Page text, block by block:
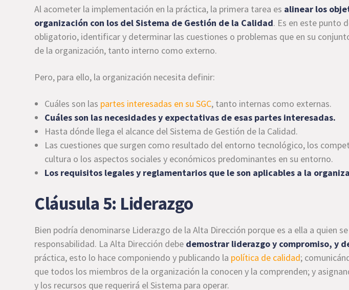
Al acometer la implementación en la práctica, la primera tarea es alinear los
organización con los del Sistema de Gestión de la Calidad. Es en este punto
obligatorio, identificar y determinar las cuestiones o problemas que en su
de la organización, tanto interno como externo.
Pero, para ello, la organización necesita definir:
Cuáles son las partes interesadas en su SGC, tanto internas como externas.
Cuáles son las necesidades y expectativas de esas partes interesadas.
Hasta dónde llega el alcance del Sistema de Gestión de la Calidad.
Las cuestiones que surgen como resultado del entorno tecnológico, los
cultura o los aspectos sociales y económicos predominantes en su entorno.
Los requisitos legales y reglamentarios que le son aplicables a la
Cláusula 5: Liderazgo
Bien podría denominarse Liderazgo de la Alta Dirección porque es a ella a quien
responsabilidad. La Alta Dirección debe demostrar liderazgo y compromiso, y
práctica, esto lo hace componiendo y publicando la política de calidad;
que todos los miembros de la organización la conocen y la comprenden; y
y los recursos que requerirá el Sistema para operar.